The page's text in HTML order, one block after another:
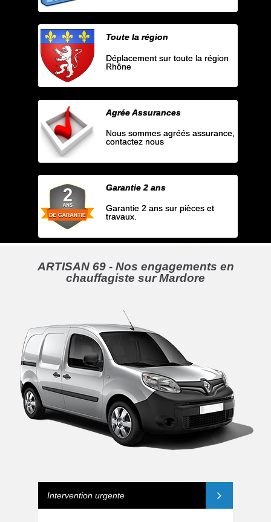
Toute la région
Déplacement sur toute la région
Rhône
Agrée Assurances
Nous sommes agréés assurance,
contactez nous
Garantie 2 ans
Garantie 2 ans sur pièces et
travaux.
ARTISAN 69 - Nos engagements en
chauffagiste sur Mardore
Intervention urgente